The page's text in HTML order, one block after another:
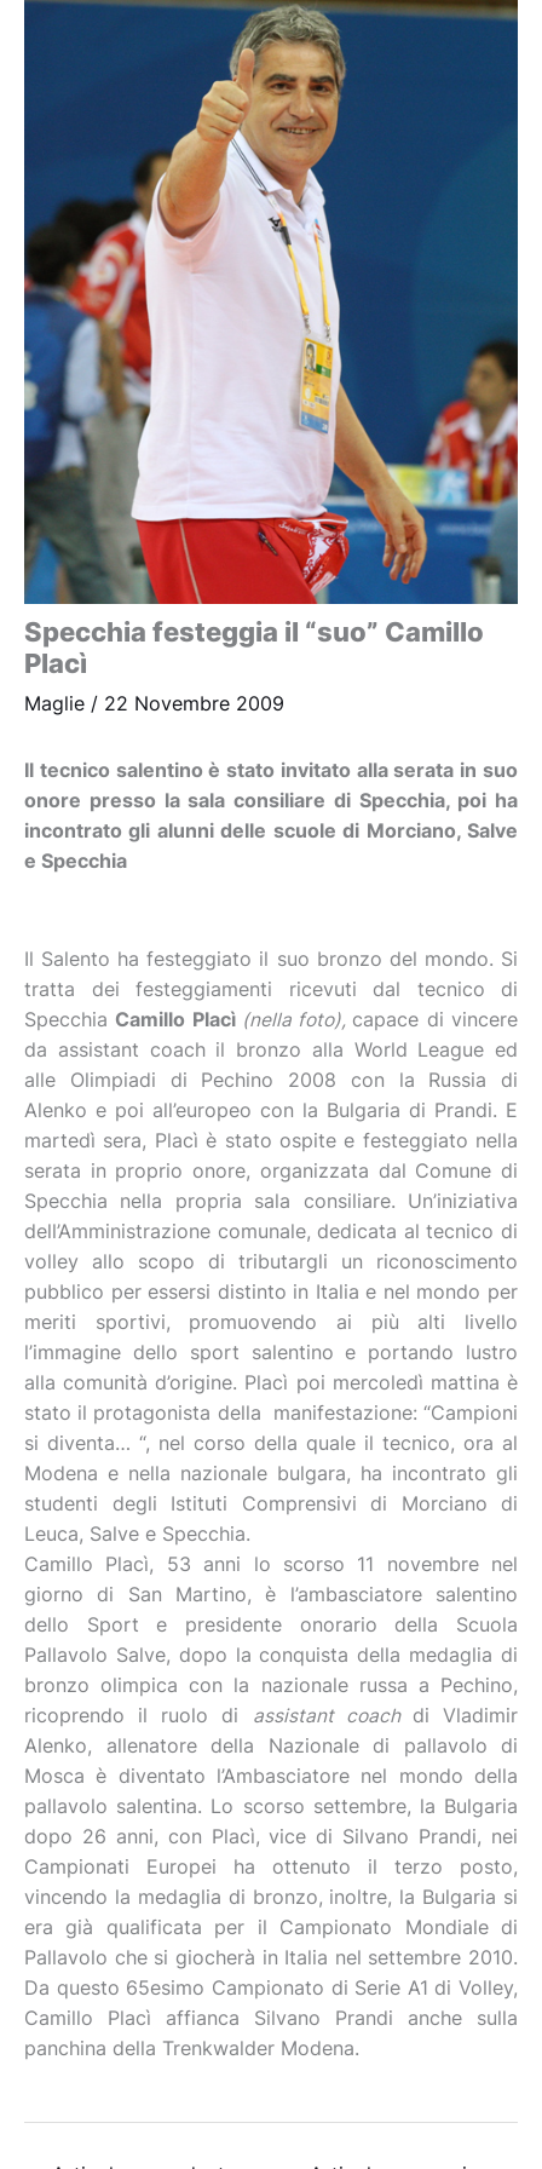
Specchia festeggia il “suo” Camillo
Placì
Maglie / 22 Novembre 2009
Il tecnico salentino è stato invitato alla serata in suo
onore presso la sala consiliare di Specchia, poi ha
incontrato gli alunni delle scuole di Morciano, Salve
e Specchia
Il Salento ha festeggiato il suo bronzo del mondo. Si
tratta dei festeggiamenti ricevuti dal tecnico di
Specchia Camillo Placì (nella foto), capace di vincere
da assistant coach il bronzo alla World League ed
alle Olimpiadi di Pechino 2008 con la Russia di
Alenko e poi all’europeo con la Bulgaria di Prandi. E
martedì sera, Placì è stato ospite e festeggiato nella
serata in proprio onore, organizzata dal Comune di
Specchia nella propria sala consiliare. Un’iniziativa
dell’Amministrazione comunale, dedicata al tecnico di
volley allo scopo di tributargli un riconoscimento
pubblico per essersi distinto in Italia e nel mondo per
meriti sportivi, promuovendo ai più alti livello
l’immagine dello sport salentino e portando lustro
alla comunità d’origine. Placì poi mercoledì mattina è
stato il protagonista della manifestazione: “Campioni
si diventa… “, nel corso della quale il tecnico, ora al
Modena e nella nazionale bulgara, ha incontrato gli
studenti degli Istituti Comprensivi di Morciano di
Leuca, Salve e Specchia.
Camillo Placì, 53 anni lo scorso 11 novembre nel
giorno di San Martino, è l’ambasciatore salentino
dello Sport e presidente onorario della Scuola
Pallavolo Salve, dopo la conquista della medaglia di
bronzo olimpica con la nazionale russa a Pechino,
ricoprendo il ruolo di assistant coach di Vladimir
Alenko, allenatore della Nazionale di pallavolo di
Mosca è diventato l’Ambasciatore nel mondo della
pallavolo salentina. Lo scorso settembre, la Bulgaria
dopo 26 anni, con Placì, vice di Silvano Prandi, nei
Campionati Europei ha ottenuto il terzo posto,
vincendo la medaglia di bronzo, inoltre, la Bulgaria si
era già qualificata per il Campionato Mondiale di
Pallavolo che si giocherà in Italia nel settembre 2010.
Da questo 65esimo Campionato di Serie A1 di Volley,
Camillo Placì affianca Silvano Prandi anche sulla
panchina della Trenkwalder Modena.